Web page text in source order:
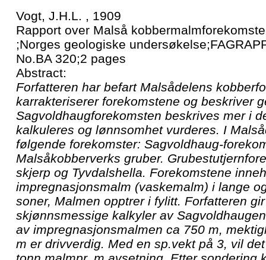
Vogt, J.H.L. , 1909
Rapport over Malså
;Norges geologiske
No.BA 320;2 pages
Abstract:
Forfatteren har befart Malsådelens
karrakteriserer forekomstene og beskriver
Sagvoldhaugforekomsten beskrives mer i
kalkuleres og lønnsomhet vurderes. I
følgende forekomster: Sagvoldhaug-
Malsåkobberverks gruber.
skjerp og Tyvdalshella. Forekomstene
impregnasjonsmalm (vaskemalm) i lange
soner, Malmen opptrer i fylitt. Forfatteren
skjønnsmessige kalkyler av
av impregnasjonsmalmen ca 750 m,
m er drivverdig. Med en sp.vekt på 3, vil